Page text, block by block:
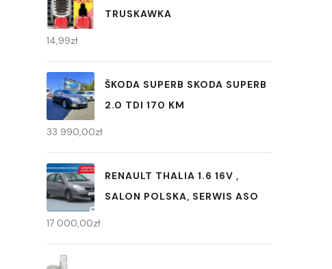
TRUSKAWKA
14,99zł
ŠKODA SUPERB SKODA SUPERB
2.0 TDI 170 KM
33 990,00zł
RENAULT THALIA 1.6 16V ,
SALON POLSKA, SERWIS ASO
17 000,00zł